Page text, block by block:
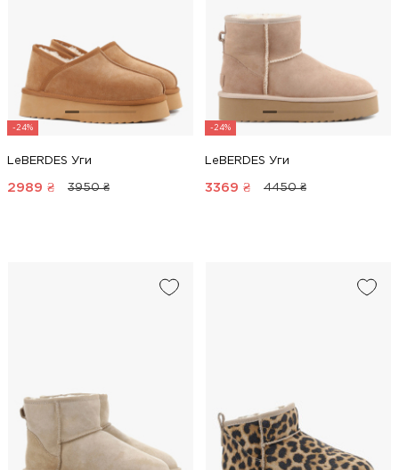
-24%
LeBERDES Уги
2989 ₴ 3950 ₴
-24%
LeBERDES Уги
3369 ₴ 4450 ₴